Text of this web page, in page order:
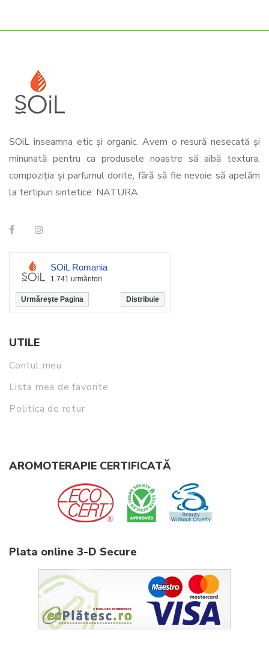
SOiL inseamna etic și organic. Avem o resură nesecată și
minunată pentru ca produsele noastre să aibă textura,
compoziția și parfumul dorite, fără să fie nevoie să apelăm
la tertipuri sintetice: NATURA.
SOiL Romania
1.741 urmăritori
Urmărește Pagina Distribuie
UTILE
Contul meu
Lista mea de favorite
Politica de retur
AROMOTERAPIE CERTIFICATĂ
Plata online 3-D Secure